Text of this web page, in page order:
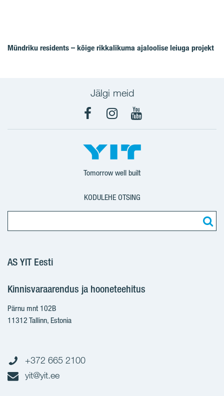
Mündriku residents – kõige rikkalikuma ajaloolise leiuga projekt
Jälgi meid
FacebookInstagram
YouTube
Tomorrow well built
KODULEHE OTSING
AS YIT Eesti
Kinnisvaraarendus ja hooneteehitus
Pärnu mnt 102B
11312 Tallinn, Estonia
+372 665 2100
yit@yit.ee